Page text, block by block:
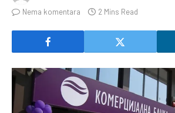
Nema komentara
2 Mins Read